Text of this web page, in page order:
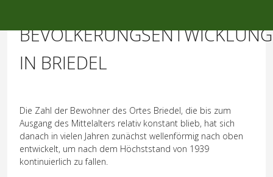
BEVÖLKERUNGSENTWICKLUNG
IN BRIEDEL
Die Zahl der Bewohner des Ortes Briedel, die bis zum
Ausgang des Mittelalters relativ konstant blieb, hat sich
danach in vielen Jahren zunächst wellenförmig nach oben
entwickelt, um nach dem Höchststand von 1939
kontinuierlich zu fallen.